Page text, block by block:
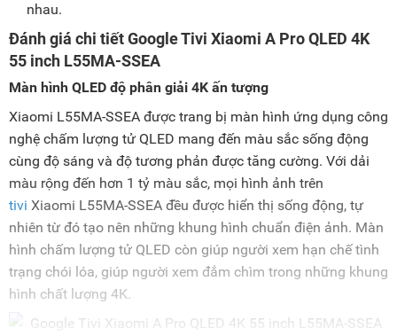
nhau.
Đánh giá chi tiết Google Tivi Xiaomi A Pro QLED 4K
55 inch L55MA-SSEA
Màn hình QLED độ phân giải 4K ấn tượng
Xiaomi L55MA-SSEA được trang bị màn hình ứng dụng công
nghệ chấm lượng tử QLED mang đến màu sắc sống động
cùng độ sáng và độ tương phản được tăng cường. Với dải
màu rộng đến hơn 1 tỷ màu sắc, mọi hình ảnh trên
tivi Xiaomi L55MA-SSEA đều được hiển thị sống động, tự
nhiên từ đó tạo nên những khung hình chuẩn điện ảnh. Màn
hình chấm lượng tử QLED còn giúp người xem hạn chế tình
trạng chói lóa, giúp người xem đắm chìm trong những khung
hình chất lượng 4K.